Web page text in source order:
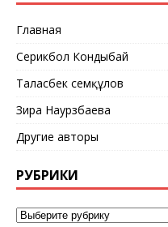
Главная
Серикбол Кондыбай
Таласбек Әсемқұлов
Зира Наурзбаева
Другие авторы
РУБРИКИ